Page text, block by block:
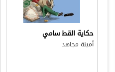
حكاية القط سامي
أمينة مجاهد